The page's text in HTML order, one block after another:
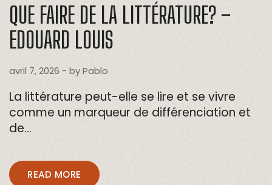
QUE FAIRE DE LA LITTÉRATURE? –
EDOUARD LOUIS
avril 7, 2026 - byPablo
La littérature peut-elle se lire et se vivre
comme un marqueur de différenciation et
de…
READ MORE